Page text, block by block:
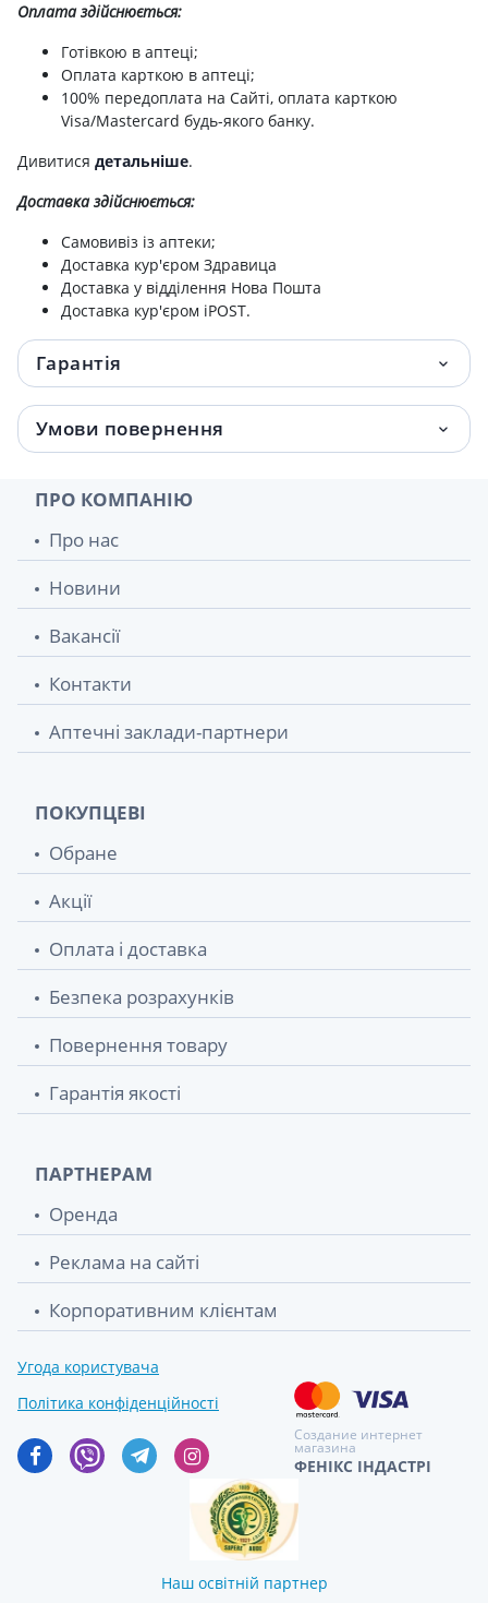
Оплата здійснюється:
Готівкою в аптеці;
Оплата карткою в аптеці;
100% передоплата на Сайті, оплата карткою
Visa/Mastercard будь-якого банку.
Дивитися детальніше.
Доставка здійснюється:
Самовивіз із аптеки;
Доставка кур'єром Здравица
Доставка у відділення Нова Пошта
Доставка кур'єром iPOST.
Гарантія
Умови повернення
ПРО КОМПАНІЮ
Про нас
Новини
Вакансії
Контакти
Аптечні заклади-партнери
ПОКУПЦЕВІ
Обране
Акції
Оплата і доставка
Безпека розрахунків
Повернення товару
Гарантія якості
ПАРТНЕРАМ
Оренда
Реклама на сайті
Корпоративним клієнтам
Угода користувача
Політика конфіденційності
Создание интернет
магазина
ФЕНІКС ІНДАСТРІ
Наш освітній партнер